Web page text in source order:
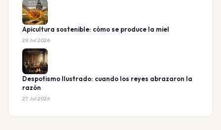
Apicultura sostenible: cómo se produce la miel
29 Jul 2026
Despotismo Ilustrado: cuando los reyes abrazaron la
razón
27 Jul 2026